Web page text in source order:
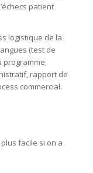
patient
logistique de la
(test de
programme,
rapport de
commercial.
facile si on a